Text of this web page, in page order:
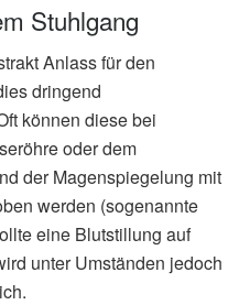
Stuhlgang
Anlass für den
dringend
können diese bei
oder dem
der Magenspiegelung mit
werden (sogenannte
eine Blutstillung auf
unter Umständen jedoch